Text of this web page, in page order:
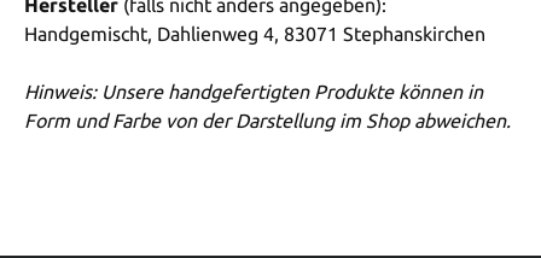
Hersteller (falls nicht anders angegeben):
Handgemischt, Dahlienweg 4, 83071 Stephanskirchen
Hinweis: Unsere handgefertigten Produkte können in
Form und Farbe von der Darstellung im Shop abweichen.